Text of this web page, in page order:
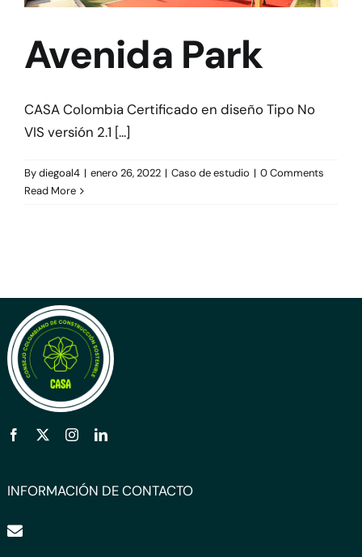
Avenida Park
CASA Colombia Certificado en diseño Tipo No
VIS versión 2.1 [...]
Bydiegoal4 | enero 26, 2022 | Caso de estudio | 0 Comments
Read More
INFORMACIÓN DE CONTACTO